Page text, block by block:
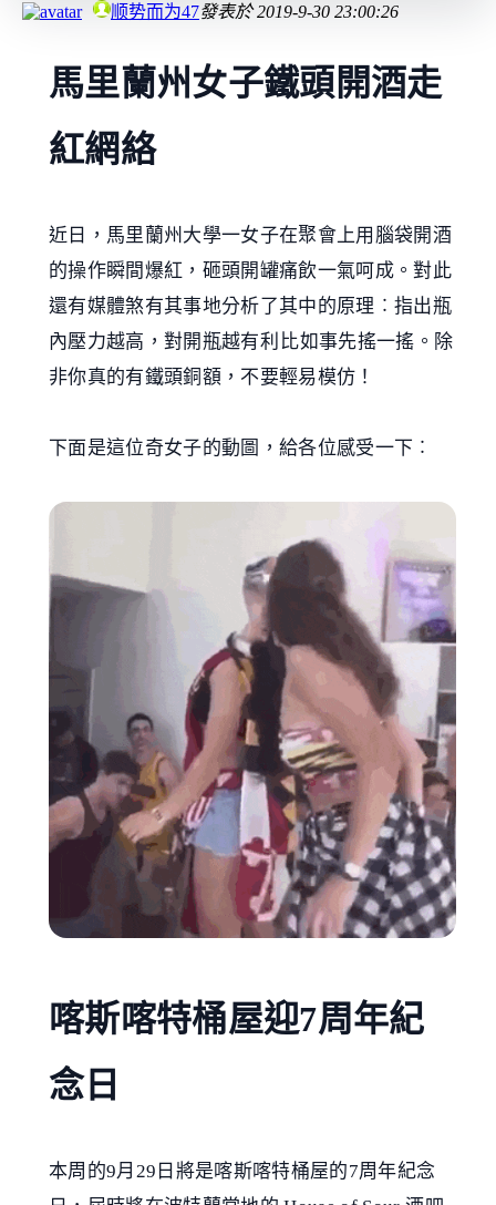
顺势而为47發表於2019-9-30 23:00:26
馬里蘭州女子鐵頭開酒走
紅網絡
近日，馬里蘭州大學一女子在聚會上用腦袋開酒
的操作瞬間爆紅，砸頭開罐痛飲一氣呵成。對此
還有媒體煞有其事地分析了其中的原理︰指出瓶
內壓力越高，對開瓶越有利比如事先搖一搖。除
非你真的有鐵頭銅額，不要輕易模仿！
下面是這位奇女子的動圖，給各位感受一下︰
喀斯喀特桶屋迎7周年紀
念日
本周的9月29日將是喀斯喀特桶屋的7周年紀念